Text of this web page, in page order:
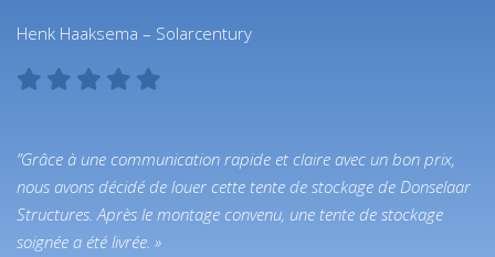
Henk Haaksema – Solarcentury
”Grâce à une communication rapide et claire avec un bon prix,
nous avons décidé de louer cette tente de stockage de Donselaar
Structures. Après le montage convenu, une tente de stockage
soignée a été livrée. »